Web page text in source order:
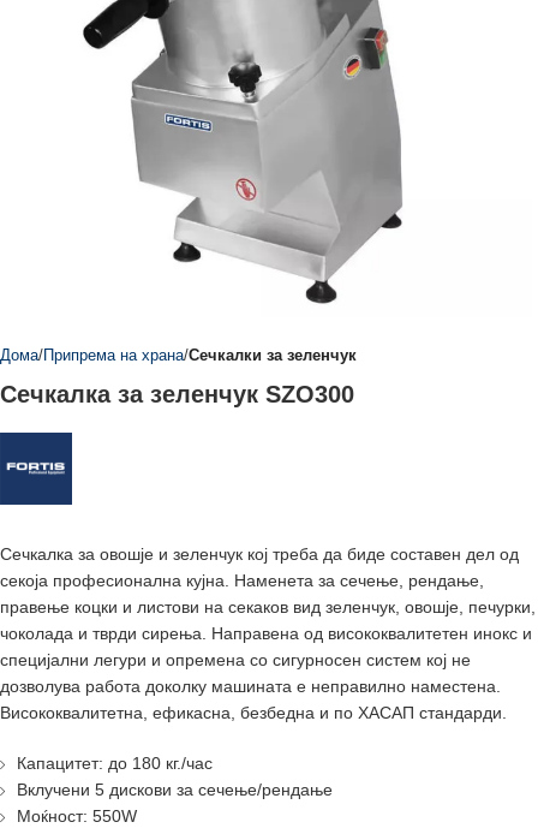
Дома Припрема на храна Сечкалки за зеленчук
Сечкалка за зеленчук SZO300
Сечкалка за овошје и зеленчук кој треба да биде составен дел од
секоја професионална кујна. Наменета за сечење, рендање,
правење коцки и листови на секаков вид зеленчук, овошје, печурки,
чоколада и тврди сирења. Направена од висококвалитетен инокс и
специјални легури и опремена со сигурносен систем кој не
дозволува работа доколку машината е неправилно наместена.
Висококвалитетна, ефикасна, безбедна и по ХАСАП стандарди.
Капацитет: до 180 кг./час
Вклучени 5 дискови за сечење/рендање
Моќност: 550W